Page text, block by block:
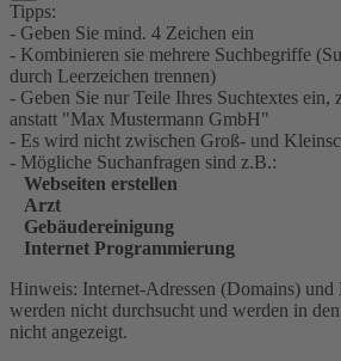
Tipps:
- Geben Sie mind. 4 Zeichen ein
- Kombinieren sie mehrere Suchbegriffe
durch Leerzeichen trennen)
- Geben Sie nur Teile Ihres Suchtextes
anstatt "Max Mustermann GmbH"
- Es wird nicht zwischen Groß- und
- Mögliche Suchanfragen sind z.B.:
Webseiten erstellen
Arzt
Gebäudereinigung
Internet Programmierung
Hinweis: Internet-Adressen (Domains) und
werden nicht durchsucht und werden in
nicht angezeigt.